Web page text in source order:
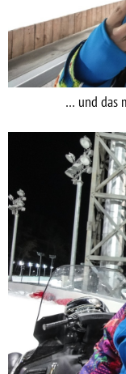
… und das